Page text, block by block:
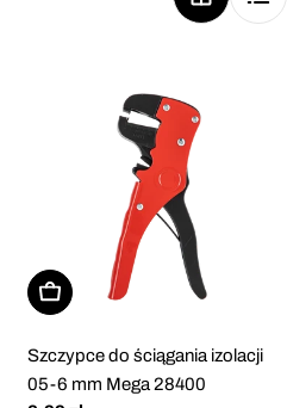
Dodaj do koszyka
Szczypce do ściągania izolacji
05-6 mm Mega 28400